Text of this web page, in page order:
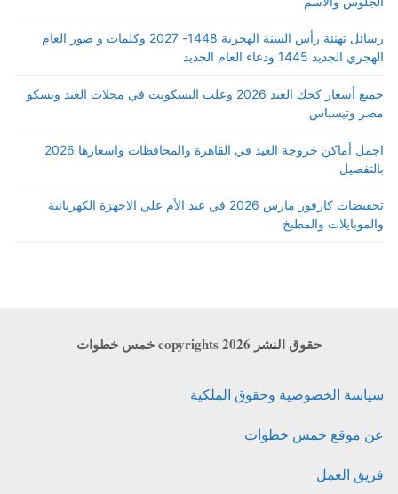
رسائل تهنئة رأس السنة الهجرية 1448- 2027 وكلمات و صور العام
الهجري الجديد 1445 ودعاء العام الجديد
جميع أسعار كحك العيد 2026 وعلب البسكويت في محلات العبد وبسكو
مصر وتيسباس
اجمل أماكن خروجة العيد في القاهرة والمحافظات واسعارها 2026
بالتفصيل
تخفيضات كارفور مارس 2026 في عيد الأم علي الاجهزة الكهربائية
والموبايلات والمطبخ
حقوق النشر copyrights 2026 خمس خطوات
سياسة الخصوصية وحقوق الملكية
عن موقع خمس خطوات
فريق العمل